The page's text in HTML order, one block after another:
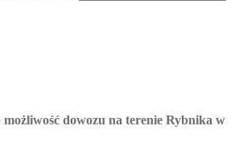
dowozu na terenie Rybnika w